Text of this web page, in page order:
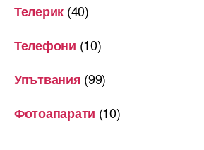
Телерик (40)
Телефони (10)
Упътвания (99)
Фотоапарати (10)